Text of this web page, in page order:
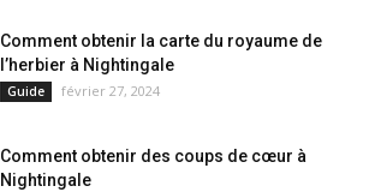
Comment obtenir la carte du royaume de
l’herbier à Nightingale
Guide février 27, 2024
Comment obtenir des coups de cœur à
Nightingale